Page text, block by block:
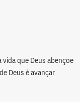
que Deus abençoe
Deus é avançar